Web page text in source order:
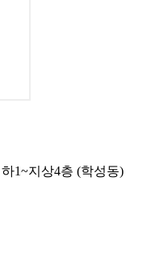
1~지상4층 (학성동)